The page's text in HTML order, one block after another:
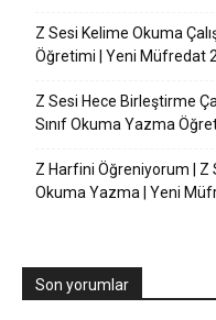
Z Sesi Kelime Okuma
Öğretimi | Yeni Müfredat
Z Sesi Hece Birleştirme
Sınıf Okuma Yazma
Z Harfini Öğreniyorum | Z
Okuma Yazma | Yeni
Son yorumlar